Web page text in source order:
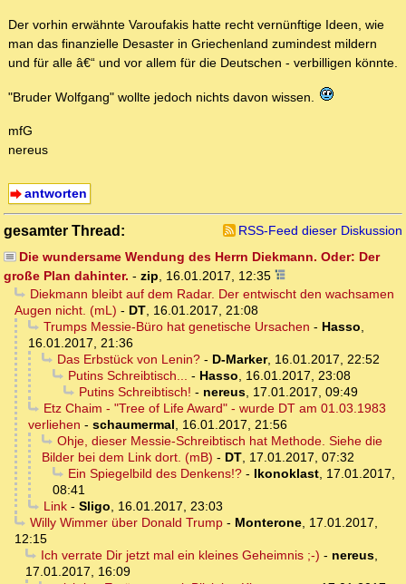
Der vorhin erwähnte Varoufakis hatte recht vernünftige Ideen, wie
man das finanzielle Desaster in Griechenland zumindest mildern
und für alle â€“ und vor allem für die Deutschen - verbilligen könnte.
"Bruder Wolfgang" wollte jedoch nichts davon wissen.
mfG
nereus
antworten
gesamter Thread:
RSS-Feed dieser Diskussion
Die wundersame Wendung des Herrn Diekmann. Oder: Der
große Plan dahinter. - zip, 16.01.2017, 12:35
Diekmann bleibt auf dem Radar. Der entwischt den wachsamen
Augen nicht. (mL) - DT, 16.01.2017, 21:08
Trumps Messie-Büro hat genetische Ursachen - Hasso,
16.01.2017, 21:36
Das Erbstück von Lenin?- D-Marker, 16.01.2017, 22:52
Putins Schreibtisch... - Hasso, 16.01.2017, 23:08
Putins Schreibtisch! - nereus, 17.01.2017, 09:49
Etz Chaim - "Tree of Life Award" - wurde DT am 01.03.1983
verliehen - schaumermal, 16.01.2017, 21:56
Ohje, dieser Messie-Schreibtisch hat Methode. Siehe die
Bilder bei dem Link dort. (mB) - DT, 17.01.2017, 07:32
Ein Spiegelbild des Denkens!?- Ikonoklast, 17.01.2017,
08:41
Link- Sligo, 16.01.2017, 23:03
Willy Wimmer über Donald Trump- Monterone, 17.01.2017,
12:15
Ich verrate Dir jetzt mal ein kleines Geheimnis ;-) - nereus,
17.01.2017, 16:09